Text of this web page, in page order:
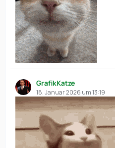
GrafikKatze
18. Januar 2026 um 13:19